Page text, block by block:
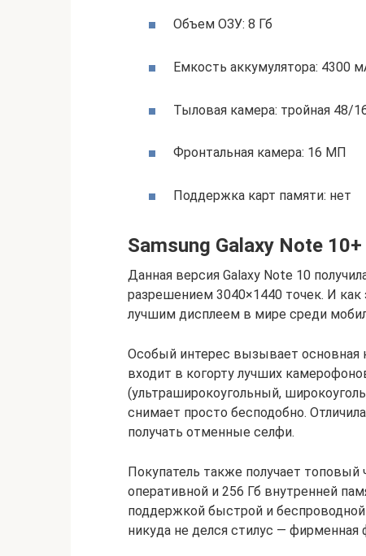
Объем ОЗУ: 8 Гб
Емкость аккумулятора: 4300
Тыловая камера: тройная 48/
Фронтальная камера: 16 МП
Поддержка карт памяти: нет
Samsung Galaxy Note
Данная версия Galaxy Note 10
разрешением 3040×1440 точек. И как
лучшим дисплеем в мире среди
Особый интерес вызывает основная
входит в когорту лучших
(ультраширокоугольный,
снимает просто бесподобно.
получать отменные селфи.
Покупатель также получает топовый
оперативной и 256 Гб внутренней
поддержкой быстрой и
никуда не делся стилус — фирменная